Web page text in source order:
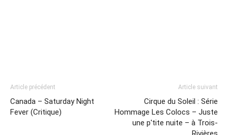
Article précédent
Canada – Saturday Night
Fever (Critique)
Article suivant
Cirque du Soleil : Série
Hommage Les Colocs – Juste
une p'tite nuite – à Trois-